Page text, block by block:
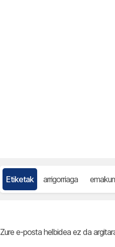
Etiketak arrigorriaga
Zure e-posta helbidea ez da